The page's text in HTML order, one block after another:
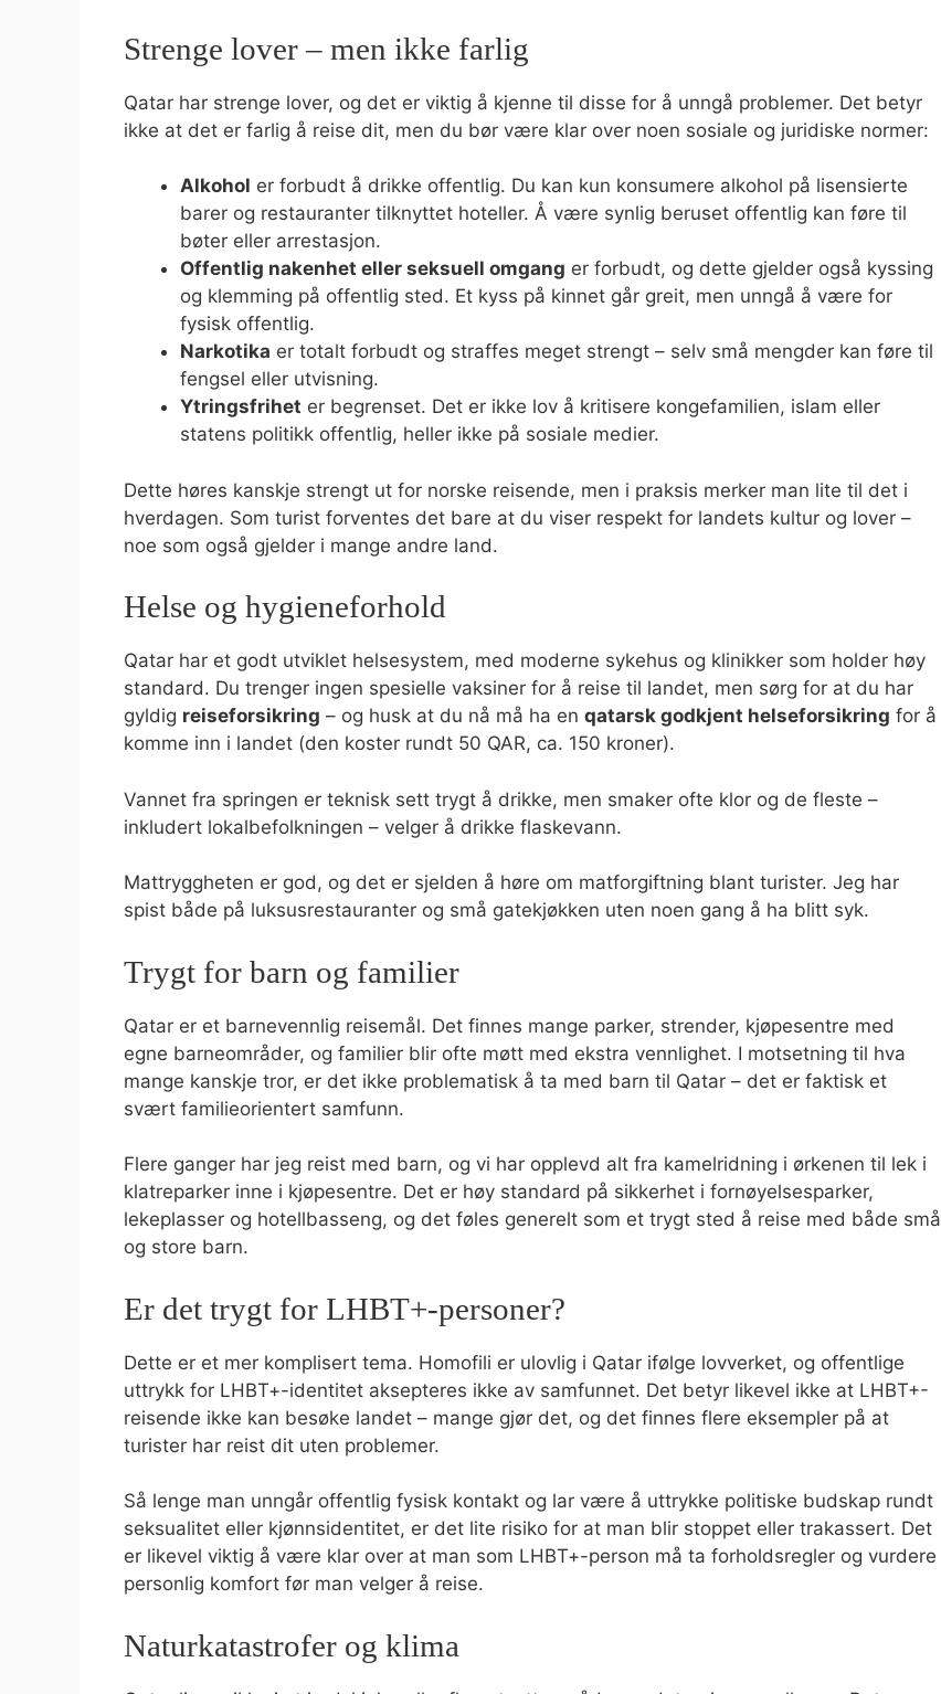
Strenge lover – men ikke farlig
Qatar har strenge lover, og det er viktig å kjenne til disse for å unngå problemer. Det betyr
ikke at det er farlig å reise dit, men du bør være klar over noen sosiale og juridiske normer:
Alkohol er forbudt å drikke offentlig. Du kan kun konsumere alkohol på lisensierte
barer og restauranter tilknyttet hoteller. Å være synlig beruset offentlig kan føre til
bøter eller arrestasjon.
Offentlig nakenhet eller seksuell omgang er forbudt, og dette gjelder også kyssing
og klemming på offentlig sted. Et kyss på kinnet går greit, men unngå å være for
fysisk offentlig.
Narkotika er totalt forbudt og straffes meget strengt – selv små mengder kan føre til
fengsel eller utvisning.
Ytringsfrihet er begrenset. Det er ikke lov å kritisere kongefamilien, islam eller
statens politikk offentlig, heller ikke på sosiale medier.
Dette høres kanskje strengt ut for norske reisende, men i praksis merker man lite til det i
hverdagen. Som turist forventes det bare at du viser respekt for landets kultur og lover –
noe som også gjelder i mange andre land.
Helse og hygieneforhold
Qatar har et godt utviklet helsesystem, med moderne sykehus og klinikker som holder høy
standard. Du trenger ingen spesielle vaksiner for å reise til landet, men sørg for at du har
gyldig reiseforsikring – og husk at du nå må ha en qatarsk godkjent helseforsikring for å
komme inn i landet (den koster rundt 50 QAR, ca. 150 kroner).
Vannet fra springen er teknisk sett trygt å drikke, men smaker ofte klor og de fleste –
inkludert lokalbefolkningen – velger å drikke flaskevann.
Mattryggheten er god, og det er sjelden å høre om matforgiftning blant turister. Jeg har
spist både på luksusrestauranter og små gatekjøkken uten noen gang å ha blitt syk.
Trygt for barn og familier
Qatar er et barnevennlig reisemål. Det finnes mange parker, strender, kjøpesentre med
egne barneområder, og familier blir ofte møtt med ekstra vennlighet. I motsetning til hva
mange kanskje tror, er det ikke problematisk å ta med barn til Qatar – det er faktisk et
svært familieorientert samfunn.
Flere ganger har jeg reist med barn, og vi har opplevd alt fra kamelridning i ørkenen til lek i
klatreparker inne i kjøpesentre. Det er høy standard på sikkerhet i fornøyelsesparker,
lekeplasser og hotellbasseng, og det føles generelt som et trygt sted å reise med både små
og store barn.
Er det trygt for LHBT+-personer?
Dette er et mer komplisert tema. Homofili er ulovlig i Qatar ifølge lovverket, og offentlige
uttrykk for LHBT+-identitet aksepteres ikke av samfunnet. Det betyr likevel ikke at LHBT+-
reisende ikke kan besøke landet – mange gjør det, og det finnes flere eksempler på at
turister har reist dit uten problemer.
Så lenge man unngår offentlig fysisk kontakt og lar være å uttrykke politiske budskap rundt
seksualitet eller kjønnsidentitet, er det lite risiko for at man blir stoppet eller trakassert. Det
er likevel viktig å være klar over at man som LHBT+-person må ta forholdsregler og vurdere
personlig komfort før man velger å reise.
Naturkatastrofer og klima